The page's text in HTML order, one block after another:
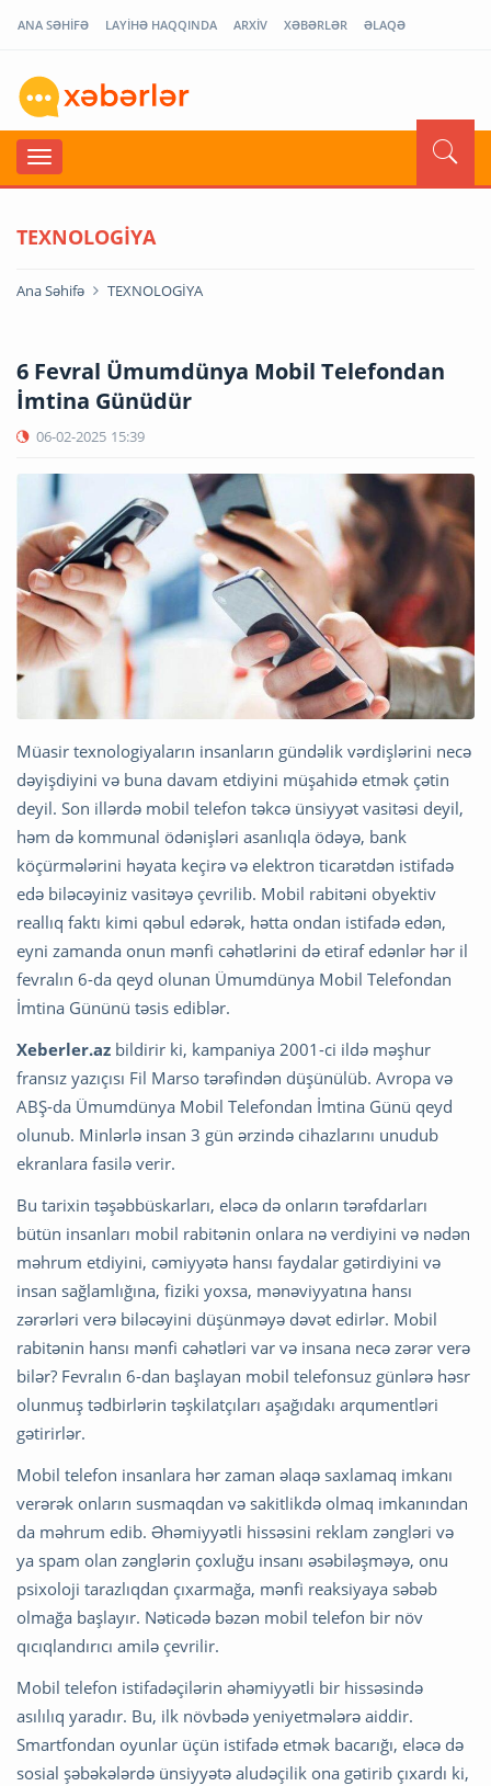
ANA SƏHİFƏ LAYİHƏ HAQQINDA ARXİV XƏBƏRLƏR ƏLAQƏ
TEXNOLOGİYA
Ana Səhifə TEXNOLOGİYA
6 Fevral Ümumdünya Mobil Telefondan
İmtina Günüdür
06-02-2025 15:39
Müasir texnologiyaların insanların gündəlik vərdişlərini necə
dəyişdiyini və buna davam etdiyini müşahidə etmək çətin
deyil. Son illərdə mobil telefon təkcə ünsiyyət vasitəsi deyil,
həm də kommunal ödənişləri asanlıqla ödəyə, bank
köçürmələrini həyata keçirə və elektron ticarətdən istifadə
edə biləcəyiniz vasitəyə çevrilib. Mobil rabitəni obyektiv
reallıq faktı kimi qəbul edərək, hətta ondan istifadə edən,
eyni zamanda onun mənfi cəhətlərini də etiraf edənlər hər il
fevralın 6-da qeyd olunan Ümumdünya Mobil Telefondan
İmtina Gününü təsis ediblər.
Xeberler.az bildirir ki, kampaniya 2001-ci ildə məşhur
fransız yazıçısı Fil Marso tərəfindən düşünülüb. Avropa və
ABŞ-da Ümumdünya Mobil Telefondan İmtina Günü qeyd
olunub. Minlərlə insan 3 gün ərzində cihazlarını unudub
ekranlara fasilə verir.
Bu tarixin təşəbbüskarları, eləcə də onların tərəfdarları
bütün insanları mobil rabitənin onlara nə verdiyini və nədən
məhrum etdiyini, cəmiyyətə hansı faydalar gətirdiyini və
insan sağlamlığına, fiziki yoxsa, mənəviyyatına hansı
zərərləri verə biləcəyini düşünməyə dəvət edirlər. Mobil
rabitənin hansı mənfi cəhətləri var və insana necə zərər verə
bilər? Fevralın 6-dan başlayan mobil telefonsuz günlərə həsr
olunmuş tədbirlərin təşkilatçıları aşağıdakı arqumentləri
gətirirlər.
Mobil telefon insanlara hər zaman əlaqə saxlamaq imkanı
verərək onların susmaqdan və sakitlikdə olmaq imkanından
da məhrum edib. Əhəmiyyətli hissəsini reklam zəngləri və
ya spam olan zənglərin çoxluğu insanı əsəbiləşməyə, onu
psixoloji tarazlıqdan çıxarmağa, mənfi reaksiyaya səbəb
olmağa başlayır. Nəticədə bəzən mobil telefon bir növ
qıcıqlandırıcı amilə çevrilir.
Mobil telefon istifadəçilərin əhəmiyyətli bir hissəsində
asılılıq yaradır. Bu, ilk növbədə yeniyetmələrə aiddir.
Smartfondan oyunlar üçün istifadə etmək bacarığı, eləcə də
sosial şəbəkələrdə ünsiyyətə aludəçilik ona gətirib çıxardı ki,